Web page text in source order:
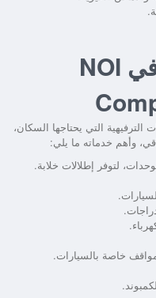
المرافق والخدمات في NOI
التي يحتاجها السكان،
وأهم خدماته ما يلي:
لتوفر إطلالات خلابة.
خاصة بالسيارات.